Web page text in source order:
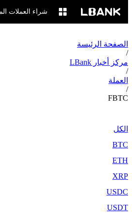
شراء العملات
الصفحة الرئيسة
/
مركز أخبار LBank
/
العملة
/
FBTC
الكل
BTC
ETH
XRP
USDC
USDT